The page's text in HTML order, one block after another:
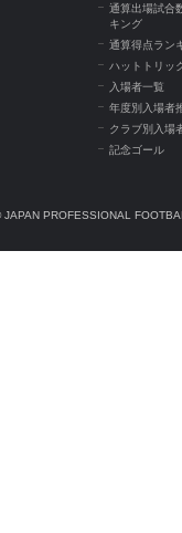
通算出場試合
キング
通算得点ラン
ハットトリッ
入場者一覧
年度別入場者
クラブ別入場
記念ゴール
JAPAN PROFESSIONAL